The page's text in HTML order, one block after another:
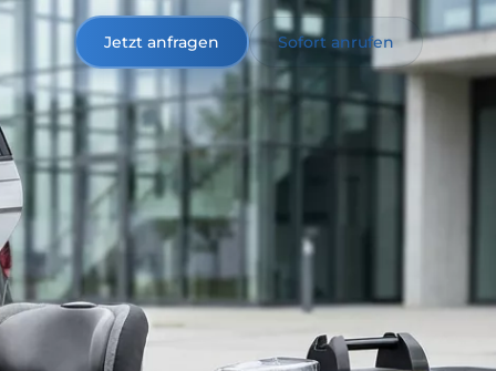
Jetzt anfragen Sofort anrufen